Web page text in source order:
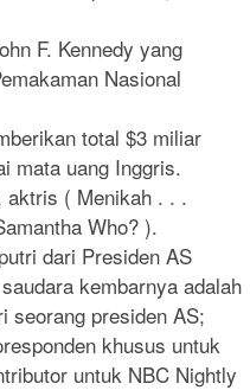
F. Kennedy yang
Nasional
total $3 miliar
mata uang Inggris.
aktris ( Menikah . . .
Who? ).
dari Presiden AS
kembarnya adalah
seorang presiden AS;
khusus untuk
untuk NBC Nightly